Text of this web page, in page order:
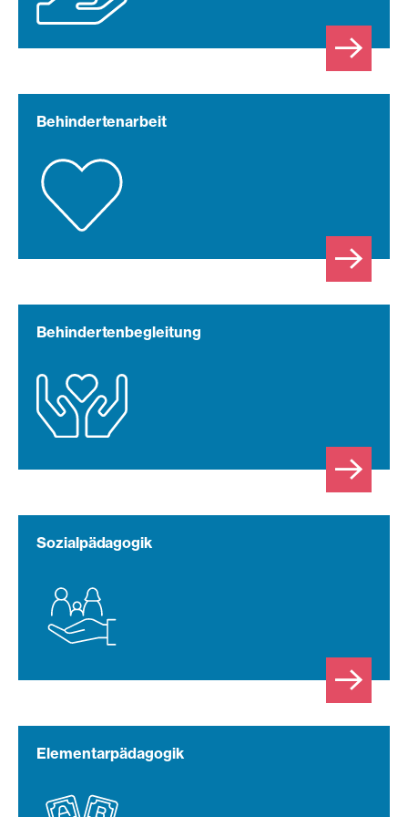
Behindertenarbeit
Behindertenbegleitung
Sozialpädagogik
Elementarpädagogik